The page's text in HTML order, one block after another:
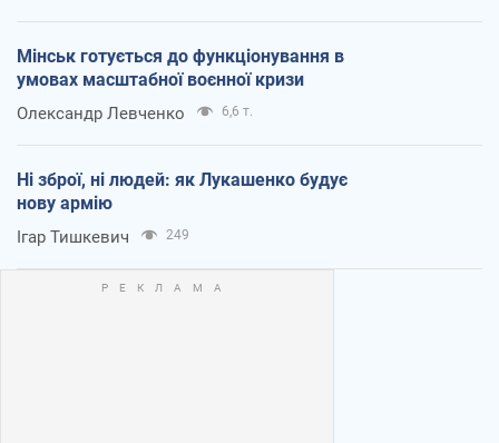
Мінськ готується до функціонування в
умовах масштабної воєнної кризи
Олександр Левченко 6,6 т.
Ні зброї, ні людей: як Лукашенко будує
нову армію
Ігар Тишкевич 249